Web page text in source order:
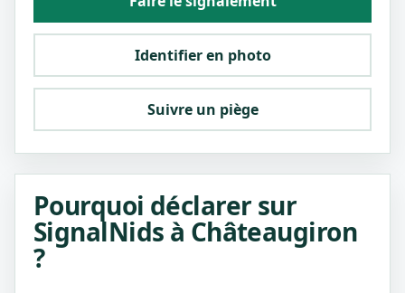
Identifier en photo
Suivre un piège
Pourquoi déclarer sur
SignalNids à Châteaugiron
?